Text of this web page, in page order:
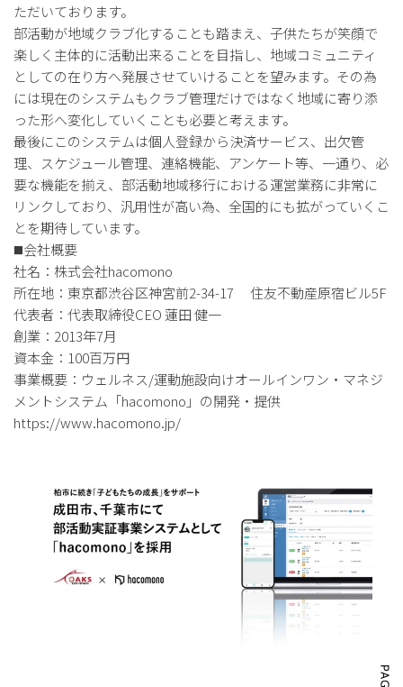
ただいております。
部活動が地域クラブ化することも踏まえ、子供たちが笑顔で
楽しく主体的に活動出来ることを目指し、地域コミュニティ
としての在り方へ発展させていけることを望みます。その為
には現在のシステムもクラブ管理だけではなく地域に寄り添
った形へ変化していくことも必要と考えます。
最後にこのシステムは個人登録から決済サービス、出欠管
理、スケジュール管理、連絡機能、アンケート等、一通り、必
要な機能を揃え、部活動地域移行における運営業務に非常に
リンクしており、汎用性が高い為、全国的にも拡がっていくこ
とを期待しています。
◼️会社概要
社名：株式会社hacomono
所在地：東京都渋谷区神宮前2-34-17 住友不動産原宿ビル5F
代表者：代表取締役CEO 蓮田 健一
創業：2013年7月
資本金：100百万円
事業概要：ウェルネス/運動施設向けオールインワン・マネジ
メントシステム「hacomono」の開発・提供
https://www.hacomono.jp/